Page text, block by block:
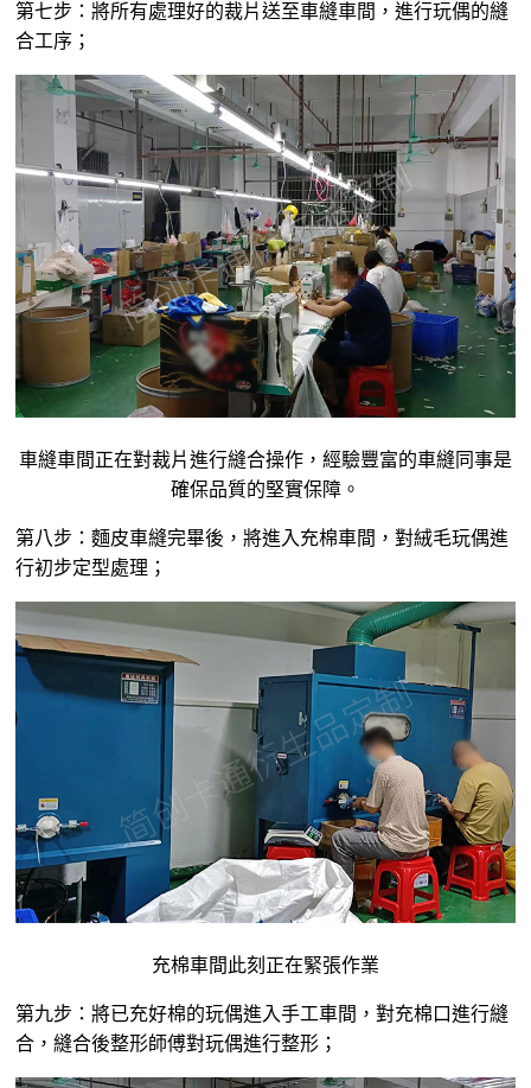
第七步：將所有處理好的裁片送至車縫車間，進行玩偶的縫
合工序；
車縫車間正在對裁片進行縫合操作，經驗豐富的車縫同事是
確保品質的堅實保障。
第八步：麵皮車縫完畢後，將進入充棉車間，對絨毛玩偶進
行初步定型處理；
充棉車間此刻正在緊張作業
第九步：將已充好棉的玩偶進入手工車間，對充棉口進行縫
合，縫合後整形師傅對玩偶進行整形；